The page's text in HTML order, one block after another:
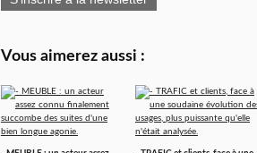
Vous aimerez aussi :